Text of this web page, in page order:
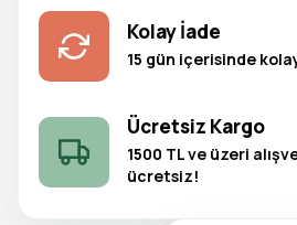
Kolay İade
15 gün içerisinde
Ücretsiz Kargo
1500 TL ve üzeri
ücretsiz!